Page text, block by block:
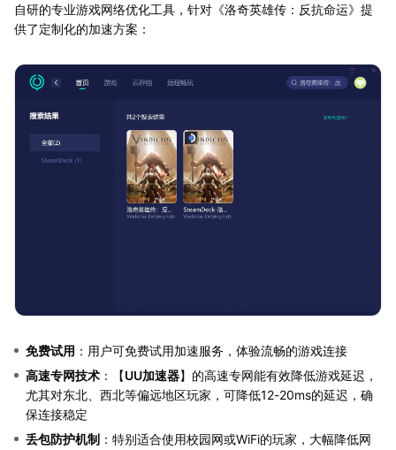
自研的专业游戏网络优化工具，针对《洛奇英雄传：反抗命运》提
供了定制化的加速方案：
免费试用 ：用户可免费试用加速服务，体验流畅的游戏连接
高速专网技术 ：【UU加速器】的高速专网能有效降低游戏延迟，
尤其对东北、西北等偏远地区玩家，可降低12-20ms的延迟，确
保连接稳定
丢包防护机制 ：特别适合使用校园网或WiFi的玩家，大幅降低网